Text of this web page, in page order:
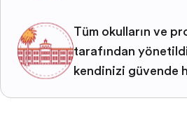
Tüm okulların ve
tarafından
kendinizi güvende